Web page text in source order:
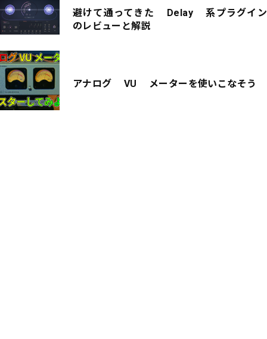
避けて通ってきた Delay 系プラグイン
のレビューと解説
アナログ VU メーターを使いこなそう